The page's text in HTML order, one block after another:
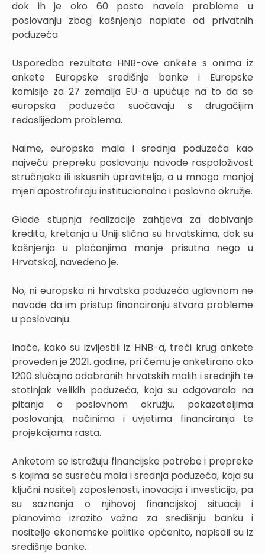
dok ih je oko 60 posto navelo probleme u
poslovanju zbog kašnjenja naplate od privatnih
poduzeća.
Usporedba rezultata HNB-ove ankete s onima iz
ankete Europske središnje banke i Europske
komisije za 27 zemalja EU-a upućuje na to da se
europska poduzeća suočavaju s drugačijim
redoslijedom problema.
Naime, europska mala i srednja poduzeća kao
najveću prepreku poslovanju navode raspoloživost
stručnjaka ili iskusnih upravitelja, a u mnogo manjoj
mjeri apostrofiraju institucionalno i poslovno okružje.
Glede stupnja realizacije zahtjeva za dobivanje
kredita, kretanja u Uniji slična su hrvatskima, dok su
kašnjenja u plaćanjima manje prisutna nego u
Hrvatskoj, navedeno je.
No, ni europska ni hrvatska poduzeća uglavnom ne
navode da im pristup financiranju stvara probleme
u poslovanju.
Inače, kako su izvijestili iz HNB-a, treći krug ankete
proveden je 2021. godine, pri čemu je anketirano oko
1200 slučajno odabranih hrvatskih malih i srednjih te
stotinjak velikih poduzeća, koja su odgovarala na
pitanja o poslovnom okružju, pokazateljima
poslovanja, načinima i uvjetima financiranja te
projekcijama rasta.
Anketom se istražuju financijske potrebe i prepreke
s kojima se susreću mala i srednja poduzeća, koja su
ključni nositelj zaposlenosti, inovacija i investicija, pa
su saznanja o njihovoj financijskoj situaciji i
planovima izrazito važna za središnju banku i
nositelje ekonomske politike općenito, napisali su iz
središnje banke.